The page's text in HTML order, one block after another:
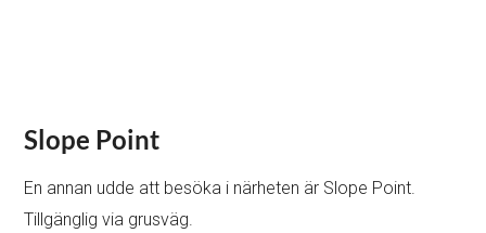
Slope Point
En annan udde att besöka i närheten är Slope Point.
Tillgänglig via grusväg.